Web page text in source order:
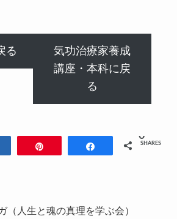
る
気功治療家養成
講座・本科に戻
る
Share
0
SHARES
（人生と魂の真理を学ぶ会）